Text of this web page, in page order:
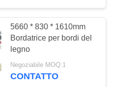
5660 * 830 * 1610mm
Bordatrice per bordi del
legno
Negoziabile MOQ:1
CONTATTO